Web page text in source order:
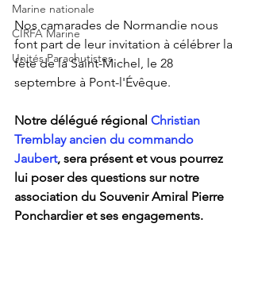
Marine nationale
CIRFA Marine
Unités Parachutistes
Nos camarades de Normandie nous
font part de leur invitation à célébrer la
fête de la Saint-Michel, le 28
septembre à Pont-l'Évêque.
Notre délégué régional Christian
Tremblay ancien du commando
Jaubert, sera présent et vous pourrez
lui poser des questions sur notre
association du Souvenir Amiral Pierre
Ponchardier et ses engagements.